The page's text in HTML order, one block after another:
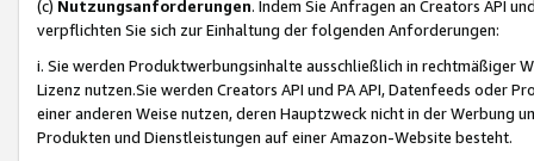
(c) Nutzungsanforderungen. Indem Sie Anfragen an Creators API
verpflichten Sie sich zur Einhaltung der folgenden Anforderungen:
i. Sie werden Produktwerbungsinhalte ausschließlich in rechtmäßiger
Lizenz nutzen.Sie werden Creators API und PA API, Datenfeeds oder
einer anderen Weise nutzen, deren Hauptzweck nicht in der Werbung
Produkten und Dienstleistungen auf einer Amazon-Website besteht.